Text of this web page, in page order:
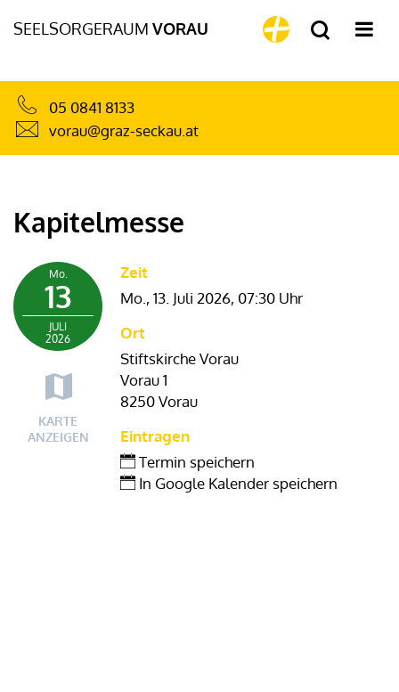
SEELSORGERAUM VORAU
05 0841 8133
vorau@graz-seckau.at
Kapitelmesse
Mo.
13
JULI
2026
KARTE
ANZEIGEN
Zeit
Mo., 13. Juli 2026, 07:30 Uhr
Ort
Stiftskirche Vorau
Vorau 1
8250 Vorau
Eintragen
Termin speichern
In Google Kalender speichern